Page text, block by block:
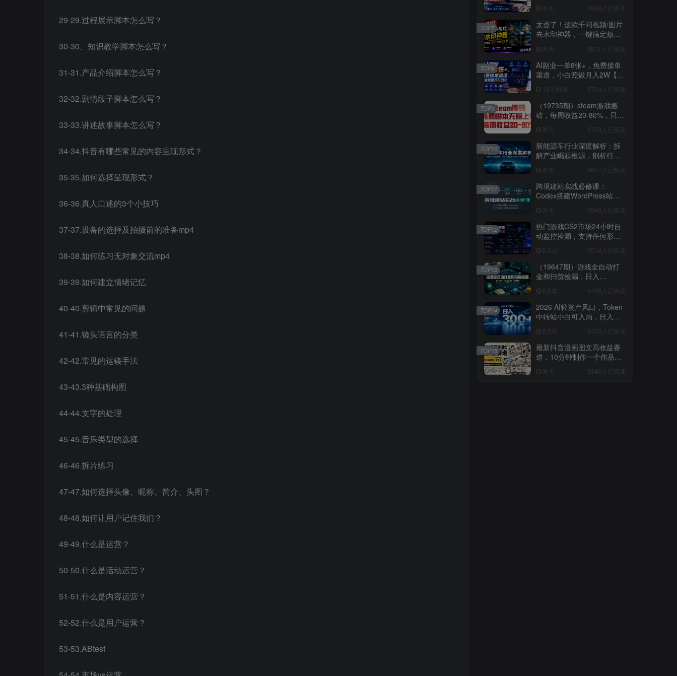
29-29.过程展示脚本怎么写？
30-30、知识教学脚本怎么写？
31-31.产品介绍脚本怎么写？
32-32.剧情段子脚本怎么写？
33-33.讲述故事脚本怎么写？
34-34.抖音有哪些常见的内容呈现形式？
35-35.如何选择呈现形式？
36-36.真人口述的3个小技巧
37-37.设备的选择及拍摄前的准备mp4
38-38.如何练习无对象交流mp4
39-39.如何建立情绪记忆
40-40.剪辑中常见的问题
41-41.镜头语言的分类
42-42.常见的运镜手法
43-43.3种基础构图
44-44.文字的处理
45-45.音乐类型的选择
46-46.拆片练习
47-47.如何选择头像、昵称、简介、头图？
48-48.如何让用户记住我们？
49-49.什么是运营？
50-50.什么是活动运营？
51-51.什么是内容运营？
52-52.什么是用户运营？
53-53.ABtest
昨天 9839人已阅读
太香了！这款千问视频/图片
去水印神器，一键搞定烦人
器拓展插件
昨天 9801人已阅读
TOP7
AI副业一单8张+，免费接单
渠道，小白照做月入2W【揭
18小时前 9764人已阅读
TOP8
（19735期）steam游戏搬
砖，每周收益20-80%，只需
万，零风险长期做
昨天 9753人已阅读
TOP9
新能源车行业深度解析：拆
解产业崛起根源，剖析行业
昨天 9667人已阅读
TOP10
跨境建站实战必修课：
Codex搭建WordPress站
量阵地
昨天 9546人已阅读
TOP11
热门游戏CS2市场24小时自
动监控捡漏，支持任何形式
手，日入300+【揭秘】
5天前 9514人已阅读
TOP12
（19647期）游戏全自动打
金和扫货捡漏，日入
可做！
6天前 9496人已阅读
TOP13
2026 AI轻资产风口，Token
中转站小白可入局，日入
6天前 9420人已阅读
TOP14
最新抖音漫画图文高收益赛
道，10分钟制作一个作品，
昨天 9346人已阅读
TOP15